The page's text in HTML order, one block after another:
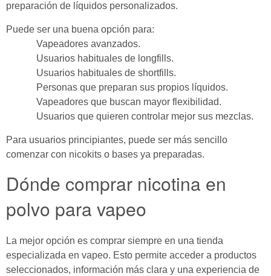
preparación de líquidos personalizados.
Puede ser una buena opción para:
Vapeadores avanzados.
Usuarios habituales de longfills.
Usuarios habituales de shortfills.
Personas que preparan sus propios líquidos.
Vapeadores que buscan mayor flexibilidad.
Usuarios que quieren controlar mejor sus mezclas.
Para usuarios principiantes, puede ser más sencillo
comenzar con nicokits o bases ya preparadas.
Dónde comprar nicotina en
polvo para vapeo
La mejor opción es comprar siempre en una tienda
especializada en vapeo. Esto permite acceder a productos
seleccionados, información más clara y una experiencia de